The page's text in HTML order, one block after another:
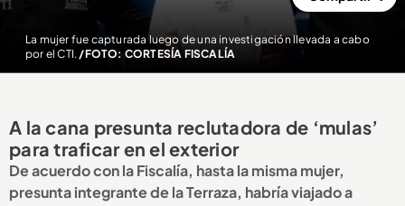
La mujer fue capturada luego de una investigación llevada a cabo
por el CTI. /FOTO: CORTESÍA FISCALÍA
A la cana presunta reclutadora de ‘mulas’
para traficar en el exterior
De acuerdo con la Fiscalía, hasta la misma mujer,
presunta integrante de la Terraza, habría viajado a